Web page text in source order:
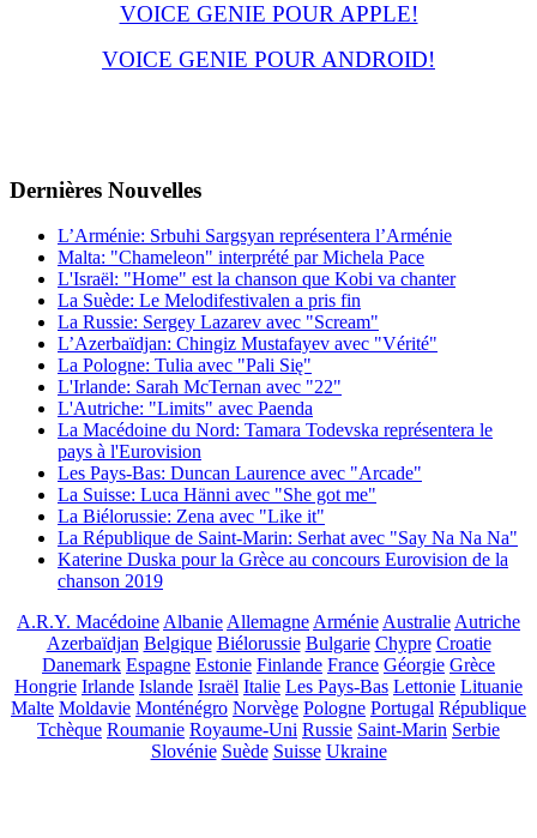
VOICE GENIE POUR APPLE!
VOICE GENIE POUR ANDROID!
Dernières Νouvelles
L’Arménie: Srbuhi Sargsyan représentera l’Arménie
Malta: "Chameleon" interprété par Michela Pace
L'Israël: "Home" est la chanson que Kobi va chanter
La Suède: Le Melodifestivalen a pris fin
La Russie: Sergey Lazarev avec "Scream"
L’Azerbaïdjan: Chingiz Mustafayev avec "Vérité"
La Pologne: Tulia avec "Pali Się"
L'Irlande: Sarah McTernan avec "22"
L'Autriche: "Limits" avec Paenda
La Macédoine du Nord: Tamara Todevska représentera le
pays à l'Eurovision
Les Pays-Bas: Duncan Laurence avec "Arcade"
La Suisse: Luca Hänni avec "She got me"
La Biélorussie: Zena avec "Like it"
La République de Saint-Marin: Serhat avec "Say Na Na Na"
Katerine Duska pour la Grèce au concours Eurovision de la
chanson 2019
A.R.Y. MacédoineAlbanieAllemagneArménieAustralieAutriche
Azerbaïdjan Belgique Biélorussie Bulgarie Chypre Croatie
Danemark Espagne Estonie Finlande France Géorgie Grèce
Hongrie Irlande Islande Israël Italie Les Pays-Bas Lettonie Lituanie
Malte Moldavie Monténégro Norvège Pologne Portugal République
Tchèque Roumanie Royaume-Uni Russie Saint-Marin Serbie
Slovénie Suède Suisse Ukraine